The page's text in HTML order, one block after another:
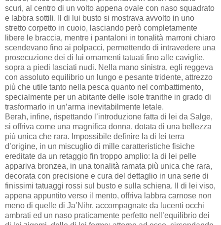
scuri, al centro di un volto appena ovale con naso squadrato
e labbra sottili. Il di lui busto si mostrava avvolto in uno
stretto corpetto in cuoio, lasciando però completamente
libere le braccia, mentre i pantaloni in tonalità marroni chiaro
scendevano fino ai polpacci, permettendo di intravedere una
prosecuzione dei di lui ornamenti tatuati fino alle caviglie,
sopra a piedi lasciati nudi. Nella mano sinistra, egli reggeva
con assoluto equilibrio un lungo e pesante tridente, attrezzo
più che utile tanto nella pesca quanto nel combattimento,
specialmente per un abitante delle isole tranithe in grado di
trasformarlo in un’arma inevitabilmente letale.
Berah, infine, rispettando l’introduzione fatta di lei da Salge,
si offriva come una magnifica donna, dotata di una bellezza
più unica che rara. Impossibile definire la di lei terra
d’origine, in un miscuglio di mille caratteristiche fisiche
ereditate da un retaggio fin troppo amplio: la di lei pelle
appariva bronzea, in una tonalità ramata più unica che rara,
decorata con precisione e cura del dettaglio in una serie di
finissimi tatuaggi rossi sul busto e sulla schiena. Il di lei viso,
appena appuntito verso il mento, offriva labbra carnose non
meno di quelle di Ja’Nihr, accompagnate da lucenti occhi
ambrati ed un naso praticamente perfetto nell’equilibrio dei